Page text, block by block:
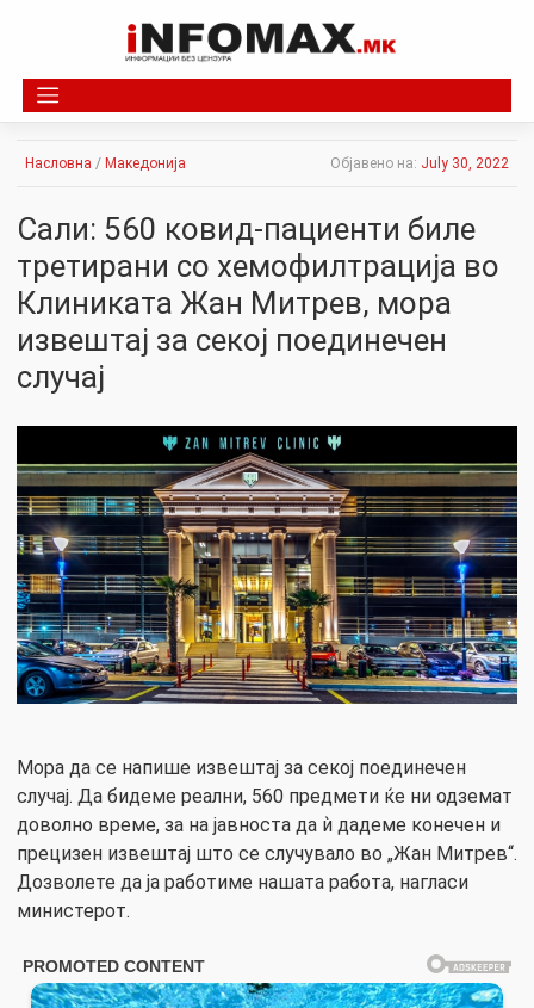
Насловна / Македонија Објавено на: July 30, 2022
Сали: 560 ковид-пациенти биле
третирани со хемофилтрација во
Клиниката Жан Митрев, мора
извештај за секој поединечен
случај
Мора да се напише извештај за секој поединечен
случај. Да бидеме реални, 560 предмети ќе ни одземат
доволно време, за на јавноста да ѝ дадеме конечен и
прецизен извештај што се случувало во „Жан Митрев“.
Дозволете да ја работиме нашата работа, нагласи
министерот.